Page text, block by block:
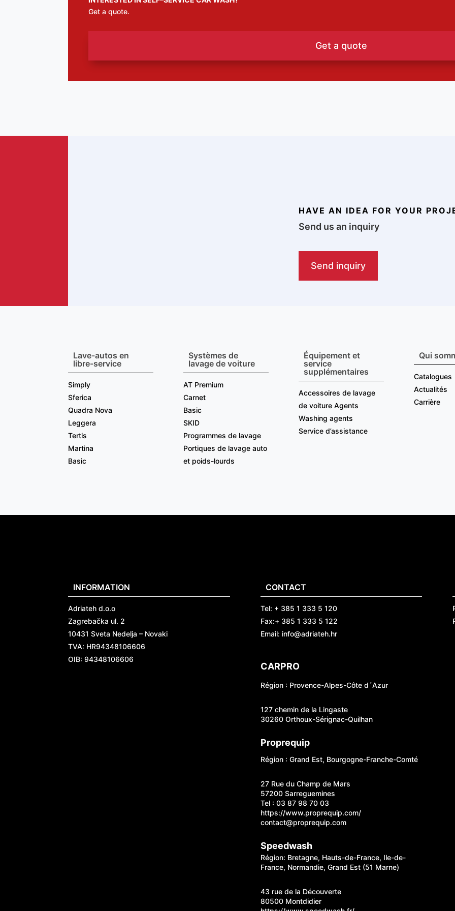
Get a quote.
Get a quote
HAVE AN IDEA FOR YOUR
Send us an inquiry
Send inquiry
Lave-autos en
libre-service
Simply
Sferica
Quadra Nova
Leggera
Tertis
Martina
Basic
Systèmes de
lavage de voiture
AT Premium
Carnet
Basic
SKID
Programmes de lavage
Portiques de lavage auto
et poids-lourds
Équipement et
service
supplémentaires
Accessoires de lavage
de voiture Agents
Washing agents
Service d’assistance
Qui
Catalogues
Actualités
Carrière
INFORMATION
Adriateh d.o.o
Zagrebačka ul. 2
10431 Sveta Nedelja – Novaki
TVA: HR94348106606
OIB: 94348106606
CONTACT
Tel: + 385 1 333 5 120
Fax:+ 385 1 333 5 122
Email: info@adriateh.hr
CARPRO
Région : Provence-Alpes-Côte d´Azur
127 chemin de la Lingaste
30260 Orthoux-Sérignac-Quilhan
Proprequip
Région : Grand Est, Bourgogne-Franche-Comté
27 Rue du Champ de Mars
57200 Sarreguemines
Tel : 03 87 98 70 03
https://www.proprequip.com/
contact@proprequip.com
Speedwash
Région: Bretagne, Hauts-de-France, Ile-de-
France, Normandie, Grand Est (51 Marne)
43 rue de la Découverte
80500 Montdidier